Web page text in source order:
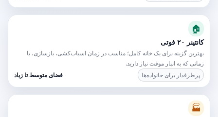
🏠
کانتینر ۲۰ فوتی
بهترین گزینه برای یک خانه کامل؛ مناسب در زمان اسباب‌کشی، بازسازی، یا
زمانی که به انبار موقت نیاز دارید.
پرطرفدار برای خانواده‌ها فضای متوسط تا زیاد
🏭